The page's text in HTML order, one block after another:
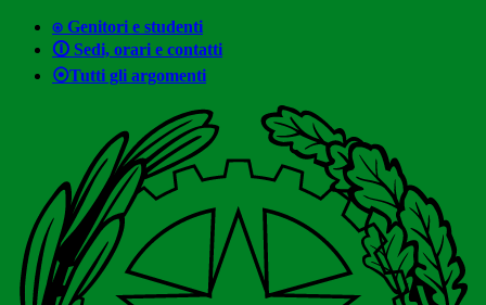
⍟ Genitori e studenti
🛈 Sedi, orari e contatti
⦿Tutti gli argomenti